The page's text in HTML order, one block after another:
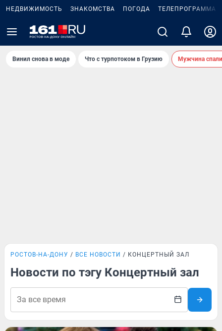
НЕДВИЖИМОСТЬ ЗНАКОМСТВА ПОГОДА ТЕЛЕПРОГРАММА
Винил снова в моде Что с турпотоком в Грузию Мужчина
РОСТОВ-НА-ДОНУ ВСЕ НОВОСТИ КОНЦЕРТНЫЙ ЗАЛ
Новости по тэгу Концертный зал